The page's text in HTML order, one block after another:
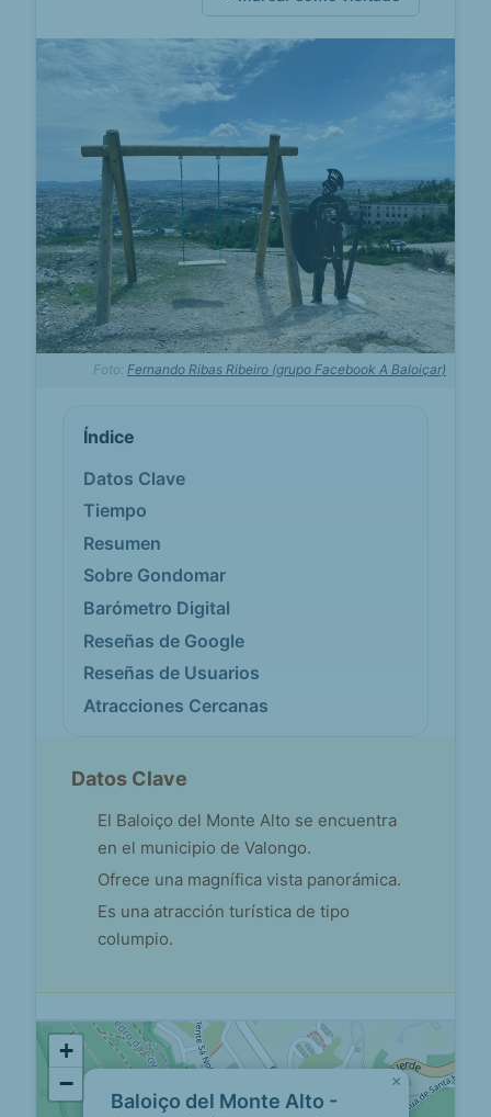
Foto: Fernando Ribas Ribeiro (grupo Facebook A Baloiçar)
Índice
Datos Clave
Tiempo
Resumen
Sobre Gondomar
Barómetro Digital
Reseñas de Google
Reseñas de Usuarios
Atracciones Cercanas
Datos Clave
El Baloiço del Monte Alto se encuentra
en el municipio de Valongo.
Ofrece una magnífica vista panorámica.
Es una atracción turística de tipo
columpio.
Baloiço del Monte Alto -
×
+
−